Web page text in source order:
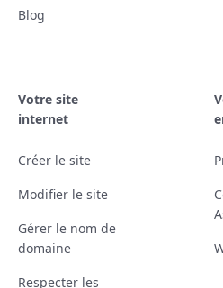
Blog
Votre site
internet
Créer le site
Modifier le site
Gérer le nom de
domaine
Respecter les